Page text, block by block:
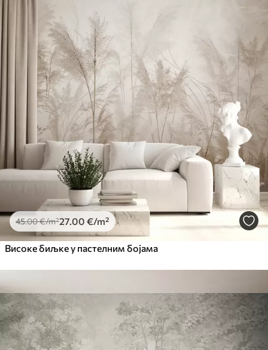
45.00€/m²27 .00 €/m²
Високе биљке у пастелним бојама